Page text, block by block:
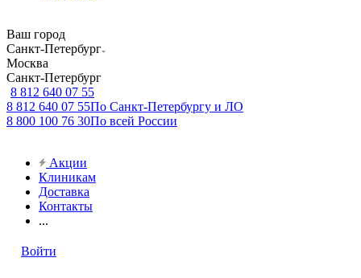
Ваш город
Санкт-Петербург
Москва
Санкт-Петербург
8 812 640 07 55
8 812 640 07 55По Санкт-Петербургу и ЛО
8 800 100 76 30По всей России
Акции
Клиникам
Доставка
Контакты
...
Войти